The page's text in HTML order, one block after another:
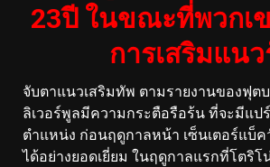
23ปี ในขณะที่พวกเ
การเสริมแน
จับตาแนวเสริมทัพ ตามรายงานของฟุต
ลิเวอร์พูลมีความกระตือรือร้น ที่จะมีแป
ตำแหน่ง ก่อนฤดูกาลหน้า เซ็นเตอร์แบ็
ได้อย่างยอดเยี่ยม ในฤดูกาลแรกที่โตริโ